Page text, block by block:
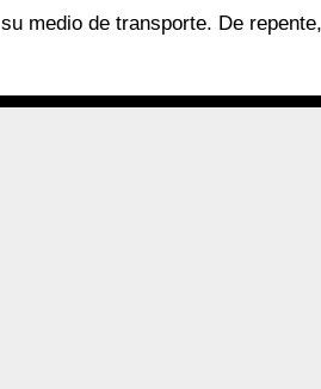
su medio de transporte. De